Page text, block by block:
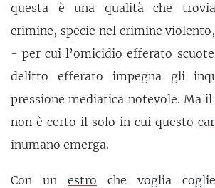
questa è una qualità che
crimine, specie nel crimine
- per cui l’omicidio efferato
delitto efferato impegna gli
pressione mediatica notevole. Ma
non è certo il solo in cui questo
inumano emerga.
Con un estro che voglia